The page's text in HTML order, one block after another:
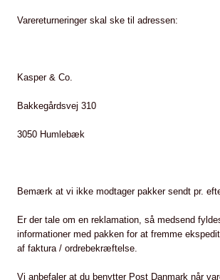
Varereturneringer skal ske til adressen:
Kasper & Co.
Bakkegårdsvej 310
3050 Humlebæk
Bemærk at vi ikke modtager pakker sendt pr.
Er der tale om en reklamation, så medsend
informationer med pakken for at fremme
af faktura / ordrebekræftelse.
Vi anbefaler at du benytter Post Danmark når